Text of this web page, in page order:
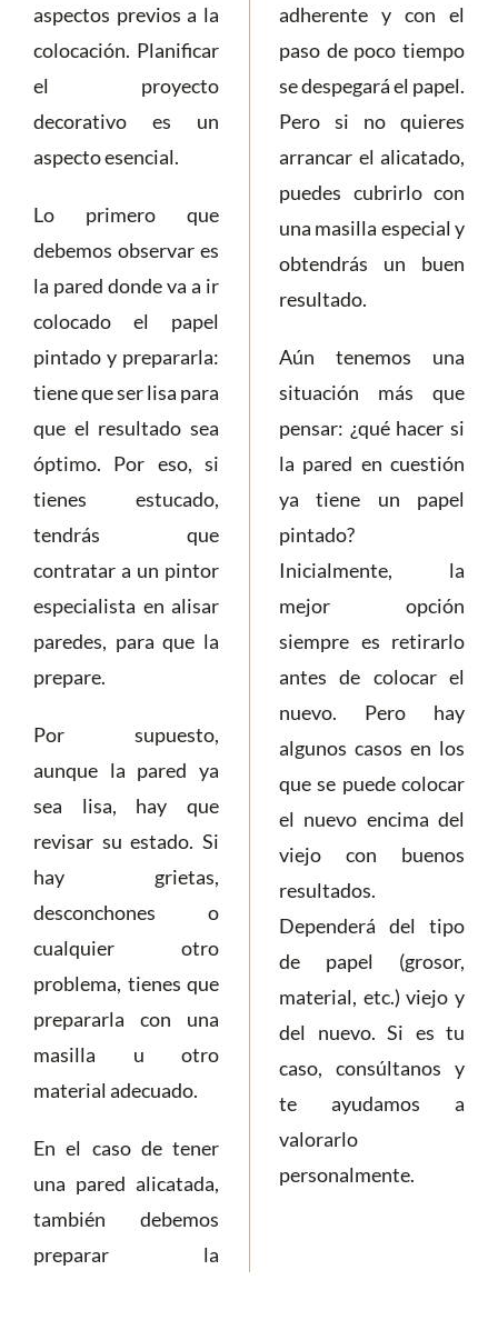
aspectos previos a la
colocación. Planificar
el proyecto
decorativo es un
aspecto esencial.
Lo primero que
debemos observar es
la pared donde va a ir
colocado el papel
pintado y prepararla:
tiene que ser lisa para
que el resultado sea
óptimo. Por eso, si
tienes estucado,
tendrás que
contratar a un pintor
especialista en alisar
paredes, para que la
prepare.
Por supuesto,
aunque la pared ya
sea lisa, hay que
revisar su estado. Si
hay grietas,
desconchones o
cualquier otro
problema, tienes que
prepararla con una
masilla u otro
material adecuado.
En el caso de tener
una pared alicatada,
también debemos
preparar la
adherente y con el
paso de poco tiempo
se despegará el papel.
Pero si no quieres
arrancar el alicatado,
puedes cubrirlo con
una masilla especial y
obtendrás un buen
resultado.
Aún tenemos una
situación más que
pensar: ¿qué hacer si
la pared en cuestión
ya tiene un papel
pintado?
Inicialmente, la
mejor opción
siempre es retirarlo
antes de colocar el
nuevo. Pero hay
algunos casos en los
que se puede colocar
el nuevo encima del
viejo con buenos
resultados.
Dependerá del tipo
de papel (grosor,
material, etc.) viejo y
del nuevo. Si es tu
caso, consúltanos y
te ayudamos a
valorarlo
personalmente.